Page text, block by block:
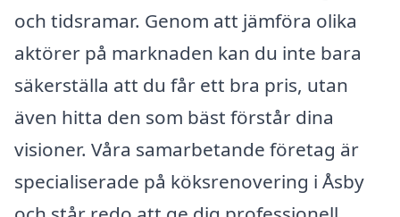
och tidsramar. Genom att jämföra olika
aktörer på marknaden kan du inte bara
säkerställa att du får ett bra pris, utan
även hitta den som bäst förstår dina
visioner. Våra samarbetande företag är
specialiserade på köksrenovering i Åsby